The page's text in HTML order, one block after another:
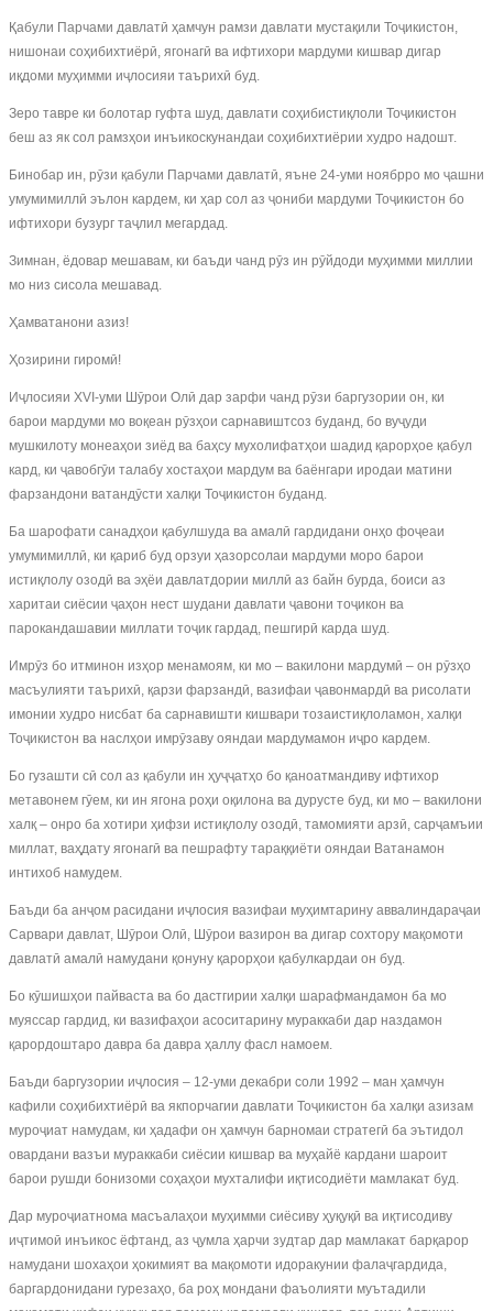
Қабули Парчами давлатӣ ҳамчун рамзи давлати мустақили Тоҷикистон,
нишонаи соҳибихтиёрӣ, ягонагӣ ва ифтихори мардуми кишвар дигар
иқдоми муҳимми иҷлосияи таърихӣ буд.
Зеро тавре ки болотар гуфта шуд, давлати соҳибистиқлоли Тоҷикистон
беш аз як сол рамзҳои инъикоскунандаи соҳибихтиёрии худро надошт.
Бинобар ин, рӯзи қабули Парчами давлатӣ, яъне 24-уми ноябрро мо ҷашни
умумимиллӣ эълон кардем, ки ҳар сол аз ҷониби мардуми Тоҷикистон бо
ифтихори бузург таҷлил мегардад.
Зимнан, ёдовар мешавам, ки баъди чанд рӯз ин рӯйдоди муҳимми миллии
мо низ сисола мешавад.
Ҳамватанони азиз!
Ҳозирини гиромӣ!
Иҷлосияи XVI-уми Шӯрои Олӣ дар зарфи чанд рӯзи баргузории он, ки
барои мардуми мо воқеан рӯзҳои сарнавиштсоз буданд, бо вуҷуди
мушкилоту монеаҳои зиёд ва баҳсу мухолифатҳои шадид қарорҳое қабул
кард, ки ҷавобгӯи талабу хостаҳои мардум ва баёнгари иродаи матини
фарзандони ватандӯсти халқи Тоҷикистон буданд.
Ба шарофати санадҳои қабулшуда ва амалӣ гардидани онҳо фоҷеаи
умумимиллӣ, ки қариб буд орзуи ҳазорсолаи мардуми моро барои
истиқлолу озодӣ ва эҳёи давлатдории миллӣ аз байн бурда, боиси аз
харитаи сиёсии ҷаҳон нест шудани давлати ҷавони тоҷикон ва
парокандашавии миллати тоҷик гардад, пешгирӣ карда шуд.
Имрӯз бо итминон изҳор менамоям, ки мо – вакилони мардумӣ – он рӯзҳо
масъулияти таърихӣ, қарзи фарзандӣ, вазифаи ҷавонмардӣ ва рисолати
имонии худро нисбат ба сарнавишти кишвари тозаистиқлоламон, халқи
Тоҷикистон ва наслҳои имрӯзаву ояндаи мардумамон иҷро кардем.
Бо гузашти сӣ сол аз қабули ин ҳуҷҷатҳо бо қаноатмандиву ифтихор
метавонем гӯем, ки ин ягона роҳи оқилона ва дурусте буд, ки мо – вакилони
халқ – онро ба хотири ҳифзи истиқлолу озодӣ, тамомияти арзӣ, сарҷамъии
миллат, ваҳдату ягонагӣ ва пешрафту тараққиёти ояндаи Ватанамон
интихоб намудем.
Баъди ба анҷом расидани иҷлосия вазифаи муҳимтарину аввалиндараҷаи
Сарвари давлат, Шӯрои Олӣ, Шӯрои вазирон ва дигар сохтору мақомоти
давлатӣ амалӣ намудани қонуну қарорҳои қабулкардаи он буд.
Бо кӯшишҳои пайваста ва бо дастгирии халқи шарафмандамон ба мо
муяссар гардид, ки вазифаҳои асоситарину мураккаби дар наздамон
қарордоштаро давра ба давра ҳаллу фасл намоем.
Баъди баргузории иҷлосия – 12-уми декабри соли 1992 – ман ҳамчун
кафили соҳибихтиёрӣ ва якпорчагии давлати Тоҷикистон ба халқи азизам
муроҷиат намудам, ки ҳадафи он ҳамчун барномаи стратегӣ ба эътидол
овардани вазъи мураккаби сиёсии кишвар ва муҳайё кардани шароит
барои рушди бонизоми соҳаҳои мухталифи иқтисодиёти мамлакат буд.
Дар муроҷиатнома масъалаҳои муҳимми сиёсиву ҳуқуқӣ ва иқтисодиву
иҷтимоӣ инъикос ёфтанд, аз ҷумла ҳарчи зудтар дар мамлакат барқарор
намудани шохаҳои ҳокимият ва мақомоти идоракунии фалаҷгардида,
баргардонидани гурезаҳо, ба роҳ мондани фаъолияти муътадили